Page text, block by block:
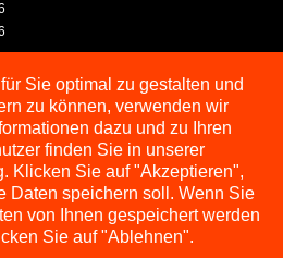
Sie optimal zu gestalten und
zu können, verwenden wir
dazu und zu Ihren
finden Sie in unserer
Klicken Sie auf "Akzeptieren",
Daten speichern soll. Wenn Sie
von Ihnen gespeichert werden
Sie auf "Ablehnen".